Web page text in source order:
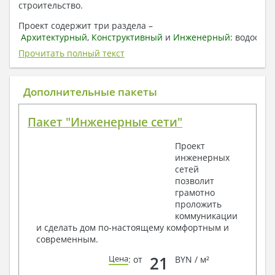
строительство.
Проект содержит три раздела –
Архитектурный, Конструктивный и Инженерный:
отопление, вентиляция, канализация,
электроснабжение (приобретается за дополнительную
плату) + Пояснительная записка.
1. Архитектурный раздел:
План координационных осей
Поэтажные маркировочные планы с
Разрезы и состав конструкций
Фасады с ведомостью внешних отделок
Элементы проемов – спецификация
Ведомость перемычек – сечения и
спецификация
Экспликация полов
Архитектурные узлы в конструкциях
Прочитать полный текст
Дополнительные пакеты
Пакет "Инженерные сети"
Проект
инженерных
сетей
позволит
грамотно
проложить
коммуникации
и сделать дом по-настоящему комфортным и
современным.
Цена: от 21 BYN / м²